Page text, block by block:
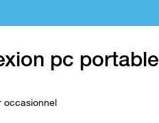
pc portable
occasionnel